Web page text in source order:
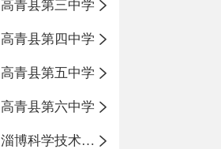
高青县第三中学
高青县第四中学
高青县第五中学
高青县第六中学
淄博科学技术学校